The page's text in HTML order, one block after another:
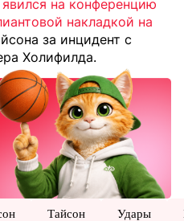
на конференцию
накладкой на
за инцидент с
Холифилда.
Тайсон Удары